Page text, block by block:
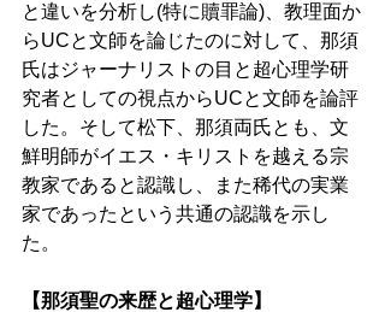
と違いを分析し(特に贖罪論)、教理面か
らUCと文師を論じたのに対して、那須
氏はジャーナリストの目と超心理学研
究者としての視点からUCと文師を論評
した。そして松下、那須両氏とも、文
鮮明師がイエス・キリストを越える宗
教家であると認識し、また稀代の実業
家であったという共通の認識を示し
た。
【那須聖の来歴と超心理学】